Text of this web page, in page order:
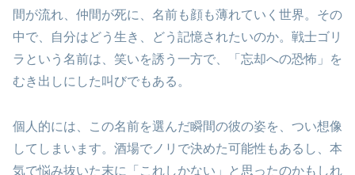
間が流れ、仲間が死に、名前も顔も薄れていく世界。その
中で、自分はどう生き、どう記憶されたいのか。戦士ゴリ
ラという名前は、笑いを誘う一方で、「忘却への恐怖」を
むき出しにした叫びでもある。
個人的には、この名前を選んだ瞬間の彼の姿を、つい想像
してしまいます。酒場でノリで決めた可能性もあるし、本
気で悩み抜いた末に「これしかない」と思ったのかもしれ